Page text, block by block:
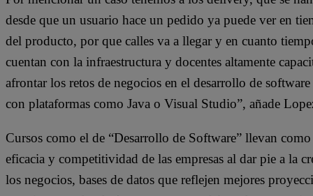
desde que un usuario hace un pedido ya puede ver en
del producto, por que calles va a llegar y en cuanto
cuentan con la infraestructura y docentes altamente
afrontar los retos de negocios en el desarrollo de
con plataformas como Java o Visual Studio”, añade
Cursos como el de “Desarrollo de Software” llevan
eficacia y competitividad de las empresas al dar pie a la
los negocios, bases de datos que reflejen mejores